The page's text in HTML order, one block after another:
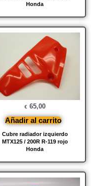
Honda
Cubre radiador izquierdo
MTX125 / 200R R-119 rojo
Honda
€ 65,00
Añadir al carrito